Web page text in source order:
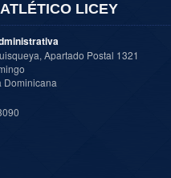
LICEY
Apartado Postal 1321
Dominicana